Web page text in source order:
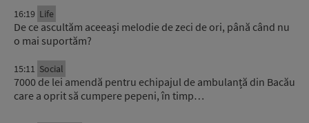
16:19 Life
De ce ascultăm aceeași melodie de zeci de ori, până când nu
o mai suportăm?
15:11 Social
7000 de lei amendă pentru echipajul de ambulanță din Bacău
care a oprit să cumpere pepeni, în timp…